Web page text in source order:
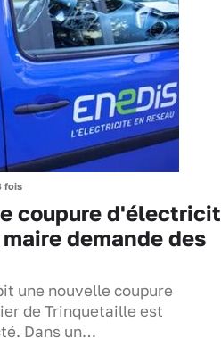
fois
coupure
demande des
une nouvelle coupure
de Trinquetaille est
Dans un…